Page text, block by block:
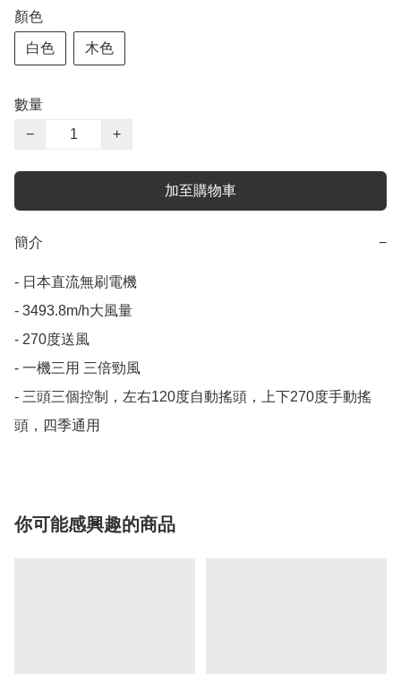
顏色
白色 木色
數量
−
+
加至購物車
簡介 −
- 日本直流無刷電機
- 3493.8m/h大風量
- 270度送風
- 一機三用 三倍勁風
- 三頭三個控制，左右120度自動搖頭，上下270度手動搖
頭，四季通用
你可能感興趣的商品